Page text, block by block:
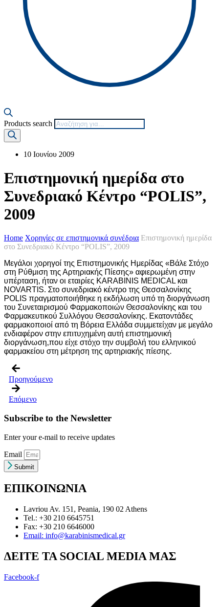
Products search
10 Ιουνίου 2009
Επιστημονική ημερίδα στο
Συνεδριακό Κέντρο “POLIS”,
2009
Home Χορηγίες σε επιστημονικά συνέδρια Επιστημονική ημερίδα
στο Συνεδριακό Κέντρο “POLIS”, 2009
Μεγάλοι χορηγοί της Επιστημονικής Ημερίδας «Βάλε Στόχο
στη Ρύθμιση της Αρτηριακής Πίεσης» αφιερωμένη στην
υπέρταση, ήταν οι εταιρίες KARABINIS MEDICAL και
NOVARTIS. Στο συνεδριακό κέντρο της Θεσσαλονίκης
POLIS πραγματοποιήθηκε η εκδήλωση υπό τη διοργάνωση
του Συνεταιρισμού Φαρμακοποιών Θεσσαλονίκης και του
Φαρμακευτικού Συλλόγου Θεσσαλονίκης. Εκατοντάδες
φαρμακοποιοί από τη Βόρεια Ελλάδα συμμετείχαν με μεγάλο
ενδιαφέρον στην επιτυχημένη αυτή επιστημονική
διοργάνωση,που είχε στόχο την συμβολή του ελληνικού
φαρμακείου στη μέτρηση της αρτηριακής πίεσης.
Προηγούμενο
Επόμενο
Subscribe to the Newsletter
Enter your e-mail to receive updates
Email
Submit
ΕΠΙΚΟΙΝΩΝΙΑ
Lavriou Av. 151, Peania, 190 02 Athens
Tel.: +30 210 6645751
Fax: +30 210 6646000
Email: info@karabinismedical.gr
ΔEITE TA SOCIAL MEDIA ΜΑΣ
Facebook-f